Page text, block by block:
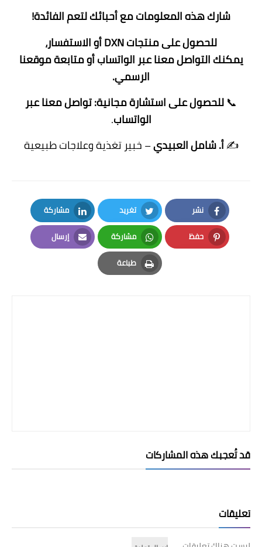
شارك هذه المعلومات مع أحبائك لتعم الفائدة!
للحصول على منتجات DXN أو الاستفسار،
يمكنكالتواصل معنا عبر الواتسابأو متابعةموقعنا
الرسمي.
📞للحصول على استشارة مجانية:تواصل معنا عبر
الواتساب.
✍أ. شامل العبيدي– خبير تغذية وعلاجات طبيعية
نشر
Facebook
تغريد
Twitter
مشاركة
LinkedIn
حفظ
Pinterest
مشاركة
Whatsapp
إرسال
Email
طباعة
Print
قد تُعجبك هذه المشاركات
تعليقات